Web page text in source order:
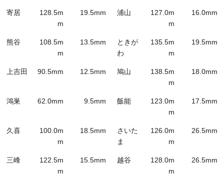
寄居
128.5m
m
19.5mm 浦山
127.0m
m
16.0mm
熊谷
108.5m
m
13.5mm
ときが
わ
135.5m
m
19.5mm
上吉田 90.5mm 12.5mm 鳩山
138.5m
m
18.0mm
鴻巣 62.0mm 9.5mm 飯能
123.0m
m
17.5mm
久喜
100.0m
m
18.5mm
さいた
ま
126.0m
m
26.5mm
三峰
122.5m
m
15.5mm 越谷
128.0m
m
26.5mm